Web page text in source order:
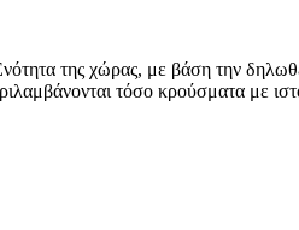
της χώρας, με βάση την
τόσο κρούσματα με